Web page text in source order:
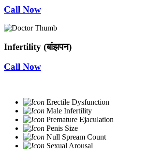
Call Now
Infertility (बांझपन)
Call Now
Erectile Dysfunction
Male Infertility
Premature Ejaculation
Penis Size
Null Spream Count
Sexual Arousal